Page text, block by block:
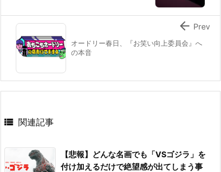
オードリー春日、『お笑い向上委員会』へ
の本音
 Prev
 関連記事
【悲報】どんな名画でも「VSゴジラ」を
付け加えるだけで絶望感が出てしまう事